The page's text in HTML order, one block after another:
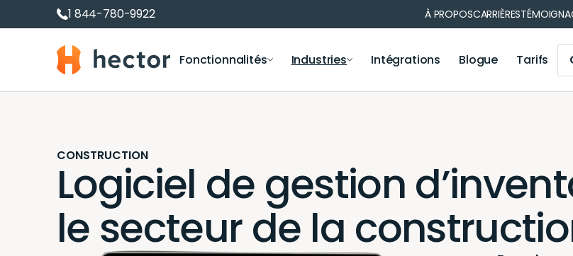
1 844-780-9922 À PROPOSCARRIÈRES
Hector Fonctionnalités
Gestion d’inventaire
Gestion de parc informatique
Gestion de logiciels et licences
Inventaire RFID
Gestion des Immobilisations
Prêt de matériel
Location de matériel
Module Iris
Module de comptabilité
Génération de code-barres et codes QR
Notifications et rappels
Industries
Construction
Votre secteur
Intégrations Blogue Tarifs
CONSTRUCTION
Logiciel de gestion
le secteur de la